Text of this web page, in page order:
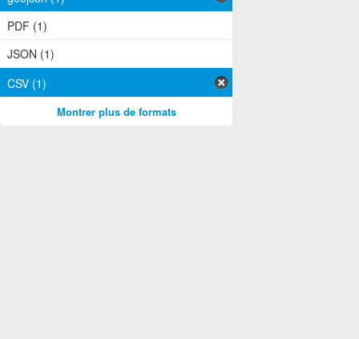
PDF (1)
JSON (1)
CSV (1)
Montrer plus de formats